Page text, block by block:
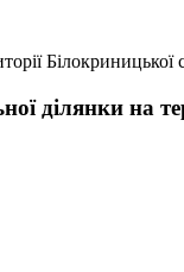
Білокриницької
ділянки на